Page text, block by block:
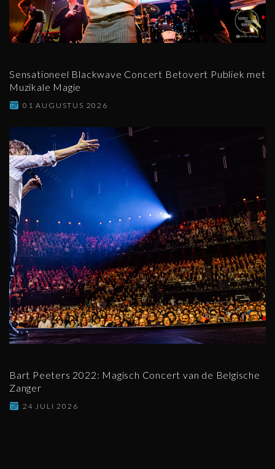
Sensationeel Blackwave Concert Betovert Publiek met
Muzikale Magie
01 AUGUSTUS 2026
Bart Peeters 2022: Magisch Concert van de Belgische
Zanger
24 JULI 2026